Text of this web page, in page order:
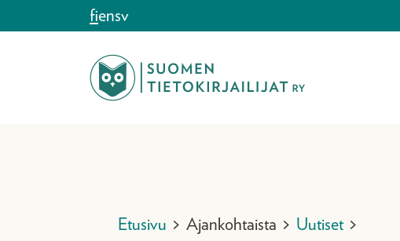
Siirry sisältöönfiensv
Etusivu > Ajankohtaista > Uutiset >